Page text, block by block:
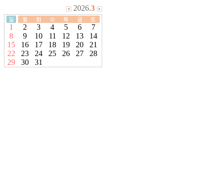
2026.3
1 2 3 4 5 6
7
8
9 10 11 12 13
14
15
16 17 18 19 20
21
22
23 24 25 26 27
28
29
30 31